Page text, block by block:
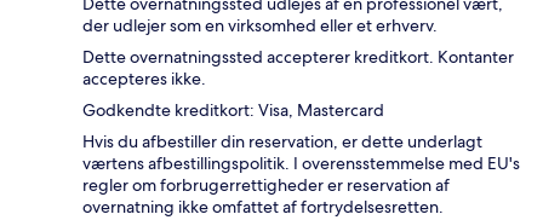
der udlejer som en virksomhed eller et erhverv.
Dette overnatningssted accepterer kreditkort. Kontanter
accepteres ikke.
Godkendte kreditkort: Visa, Mastercard
Hvis du afbestiller din reservation, er dette underlagt
værtens afbestillingspolitik. I overensstemmelse med EU's
regler om forbrugerrettigheder er reservation af
overnatning ikke omfattet af fortrydelsesretten.